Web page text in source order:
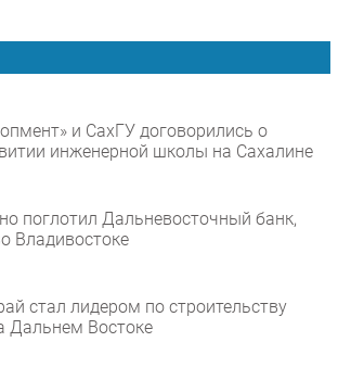
и СахГУ договорились о
инженерной школы на Сахалине
поглотил Дальневосточный банк,
Владивостоке
стал лидером по строительству
Дальнем Востоке